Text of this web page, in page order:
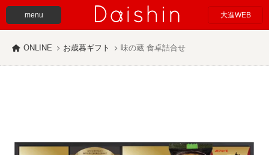
menu 大進WEB
ONLINE お歳暮ギフト 味の蔵 食卓詰合せ